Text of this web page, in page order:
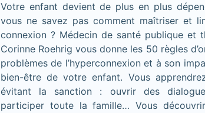
Votre enfant devient de plus en plus
vous ne savez pas comment maîtriser et
connexion ? Médecin de santé publique et
Corinne Roehrig vous donne les 50 règles
problèmes de l’hyperconnexion et à son
bien-être de votre enfant. Vous
évitant la sanction : ouvrir des
participer toute la famille… Vous